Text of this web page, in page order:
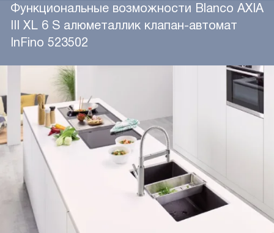
Функциональные возможности Blanco AXIA
III XL 6 S алюметаллик клапан-автомат
InFino 523502